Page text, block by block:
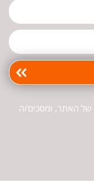
של האתר, ומסכים/ה